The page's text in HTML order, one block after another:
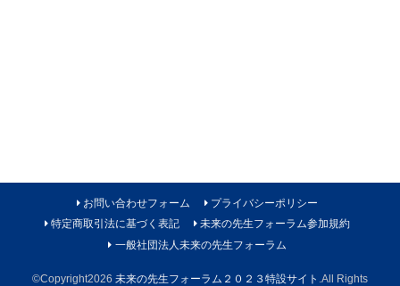
お問い合わせフォーム
プライバシーポリシー
特定商取引法に基づく表記
未来の先生フォーラム参加規約
一般社団法人未来の先生フォーラム
©Copyright2026 未来の先生フォーラム２０２３特設サイト .All Rights